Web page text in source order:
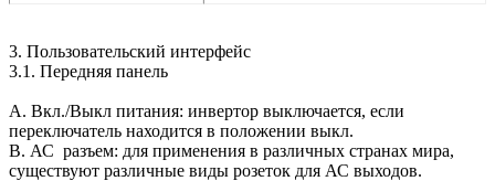
3. Пользовательский интерфейс
3.1. Передняя панель
А. Вкл./Выкл питания: инвертор выключается, если
переключатель находится в положении выкл.
В. АС разъем: для применения в различных странах мира,
существуют различные виды розеток для АС выходов.